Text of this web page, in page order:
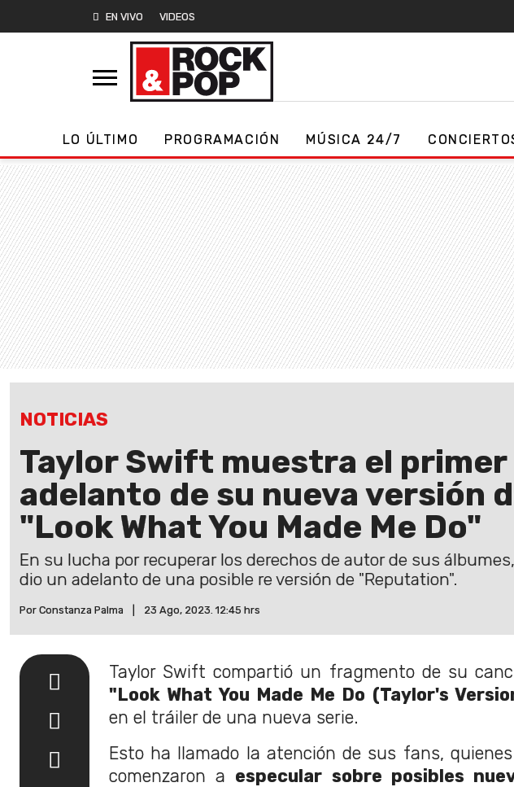
EN VIVO VIDEOS
LO ÚLTIMO PROGRAMACIÓN MÚSICA 24/7
NOTICIAS
Taylor Swift muestra el primer
adelanto de su nueva versión
"Look What You Made Me Do"
En su lucha por recuperar los derechos de autor de sus
dio un adelanto de una posible re versión de "Reputation".
Por Constanza Palma 23 Ago, 2023. 12:45 hrs
Taylor Swift compartió un fragmento de su
"Look What You Made Me Do (Taylor's
en el tráiler de una nueva serie.
Esto ha llamado la atención de sus fans,
comenzaron a especular sobre posibles